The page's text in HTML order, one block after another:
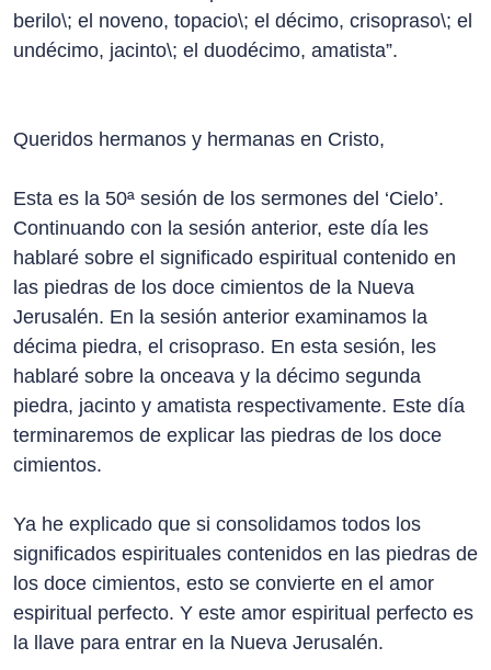
berilo\; el noveno, topacio\; el décimo, crisopraso\; el
undécimo, jacinto\; el duodécimo, amatista”.
Queridos hermanos y hermanas en Cristo,
Esta es la 50ª sesión de los sermones del ‘Cielo’.
Continuando con la sesión anterior, este día les
hablaré sobre el significado espiritual contenido en
las piedras de los doce cimientos de la Nueva
Jerusalén. En la sesión anterior examinamos la
décima piedra, el crisopraso. En esta sesión, les
hablaré sobre la onceava y la décimo segunda
piedra, jacinto y amatista respectivamente. Este día
terminaremos de explicar las piedras de los doce
cimientos.
Ya he explicado que si consolidamos todos los
significados espirituales contenidos en las piedras de
los doce cimientos, esto se convierte en el amor
espiritual perfecto. Y este amor espiritual perfecto es
la llave para entrar en la Nueva Jerusalén.